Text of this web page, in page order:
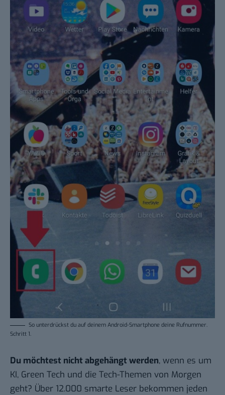
So unterdrückst du auf deinem Android-Smartphone deine Rufnummer.
Schritt 1.
Du möchtest nicht abgehängt werden, wenn es um
KI, Green Tech und die Tech-Themen von Morgen
geht? Über 12.000 smarte Leser bekommen jeden